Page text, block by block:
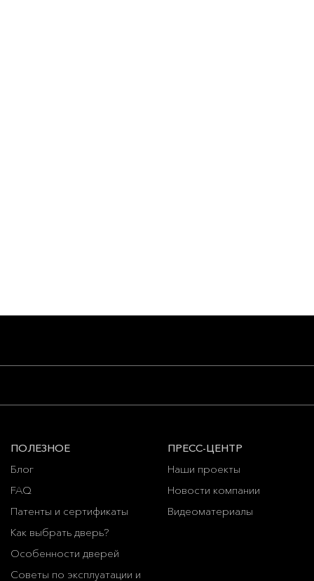
ПОЛЕЗНОЕ
Блог
FAQ
Патенты и сертификаты
Как выбрать дверь?
Особенности дверей
Советы по эксплуатации и
ПРЕСС-ЦЕНТР
Наши проекты
Новости компании
Видеоматериалы